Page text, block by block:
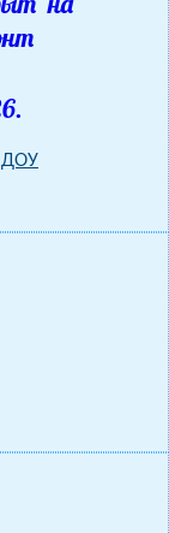
ДОУ